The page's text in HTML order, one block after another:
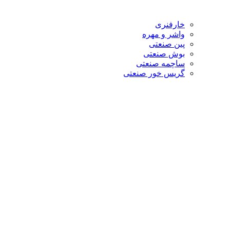
خارفنری
واشر و مهره
پین صنعتی
بوش صنعتی
ساچمه صنعتی
گریس خور صنعتی